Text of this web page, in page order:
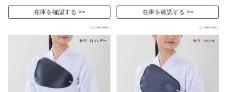
在庫を確認する 在庫を確認する